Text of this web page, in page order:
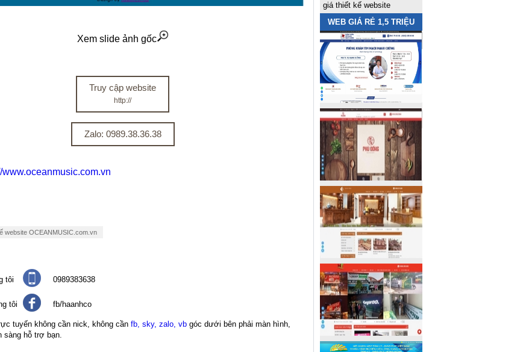
Xem slide ảnh gốc
Truy cập website
http://
Zalo: 0989.38.36.38
www.oceanmusic.com.vn
website OCEANMUSIC.com.vn
tôi 0989383638
tôi fb/haanhco
tuyến không cần nick, không cần fb, sky, zalo, vb góc dưới bên phải màn hình,
sàng hỗ trợ bạn.
giá thiết kế website
WEB GIÁ RẺ 1,5 TRIỆU